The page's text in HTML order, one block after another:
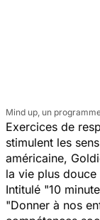
Mind up, un
Exercices de
stimulent les
américaine,
la vie plus douce
Intitulé "10
"Donner à nos